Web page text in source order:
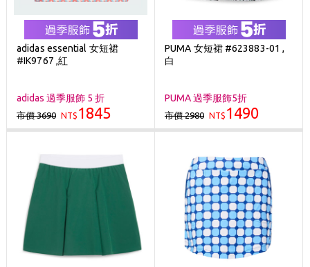
adidas essential 女短裙
#IK9767 ,紅
adidas 過季服飾 5 折
市價 3690 NT$ 1845
PUMA 女短裙 #623883-01 ,
白
PUMA 過季服飾5折
市價 2980 NT$ 1490